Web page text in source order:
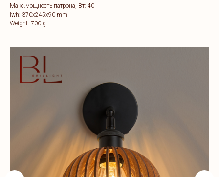
Макс.мощность патрона, Вт: 40
lwh: 370x245x90 mm
Weight: 700 g